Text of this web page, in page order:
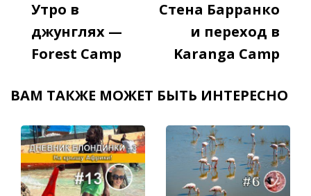
Navigation
Утро в
джунглях —
Forest Camp
Стена Барранко
и переход в
Karanga Camp
ВАМ ТАКЖЕ МОЖЕТ БЫТЬ ИНТЕРЕСНО